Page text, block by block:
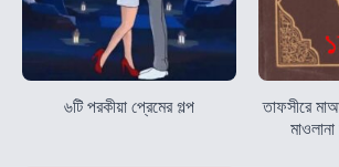
৬টি পরকীয়া প্রেমের গল্প
তাফসীরে